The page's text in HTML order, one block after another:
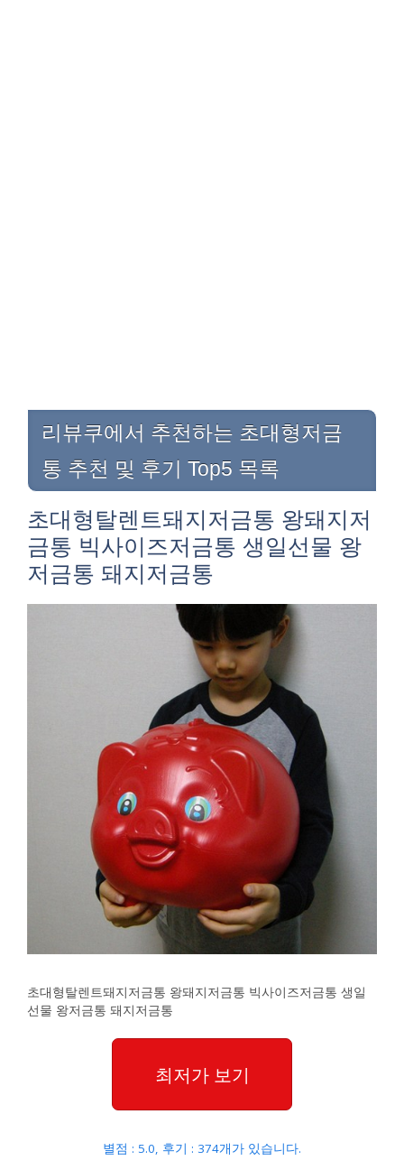
리뷰쿠에서 추천하는 초대형저금
통 추천 및 후기 Top5 목록
초대형탈렌트돼지저금통 왕돼지저
금통 빅사이즈저금통 생일선물 왕
저금통 돼지저금통
초대형탈렌트돼지저금통 왕돼지저금통 빅사이즈저금통 생일
선물 왕저금통 돼지저금통
최저가 보기
별점 : 5.0, 후기 : 374개가 있습니다.